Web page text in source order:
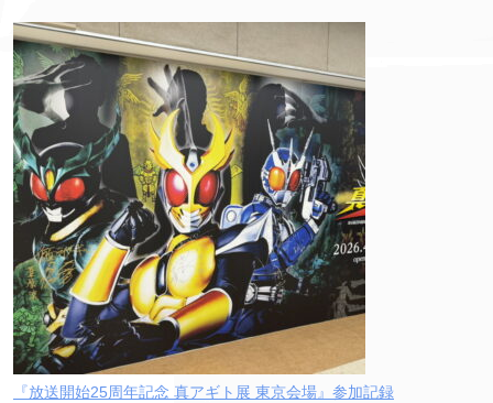
『放送開始25周年記念 真アギト展 東京会場』参加記録